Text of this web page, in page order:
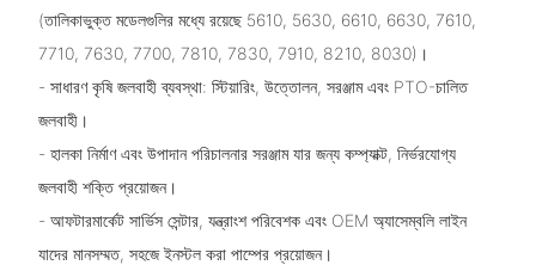
(তালিকাভুক্ত মডেলগুলির মধ্যে রয়েছে 5610, 5630, 6610, 6630, 7610,
7710, 7630, 7700, 7810, 7830, 7910, 8210, 8030)।
- সাধারণ কৃষি জলবাহী ব্যবস্থা: স্টিয়ারিং, উত্তোলন, সরঞ্জাম এবং PTO-চালিত
জলবাহী।
- হালকা নির্মাণ এবং উপাদান পরিচালনার সরঞ্জাম যার জন্য কম্প্যাক্ট, নির্ভরযোগ্য
জলবাহী শক্তি প্রয়োজন।
- আফটারমার্কেট সার্ভিস সেন্টার, যন্ত্রাংশ পরিবেশক এবং OEM অ্যাসেম্বলি লাইন
যাদের মানসম্মত, সহজে ইনস্টল করা পাম্পের প্রয়োজন।